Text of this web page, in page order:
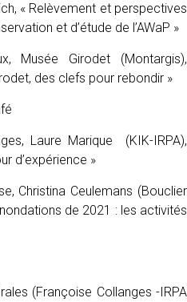
« Relèvement et perspectives
et d’étude de l’AWaP »
Musée Girodet (Montargis),
des clefs pour rebondir »
Laure Marique (KIK-IRPA),
d’expérience »
Christina Ceulemans (Bouclier
de 2021 : les activités
(Françoise Collanges -IRPA